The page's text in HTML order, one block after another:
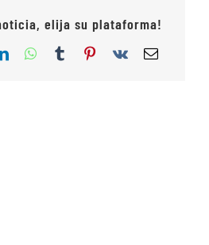
elija su plataforma!
LinkedInWhatsApp
TumblrPinterest
Vk
Correo